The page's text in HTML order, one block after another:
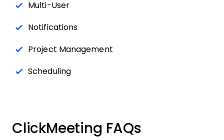
Multi-User
Notifications
Project Management
Scheduling
ClickMeeting FAQs